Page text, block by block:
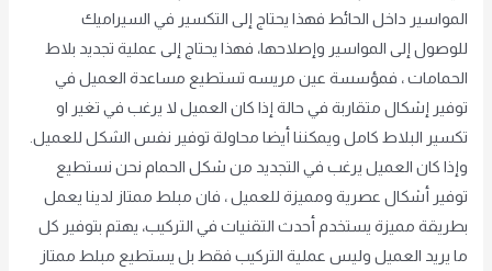
المواسير داخل الحائط فهذا يحتاج إلى التكسير في السيراميك
للوصول إلى المواسير وإصلاحها، فهذا يحتاج إلى عملية تجديد بلاط
الحمامات ، فمؤسسة عين مريسه تستطيع مساعدة العميل في
توفير إشكال متقاربة في حالة إذا كان العميل لا يرغب في تغير او
تكسير البلاط كامل ويمكننا أيضا محاولة توفير نفس الشكل للعميل.
وإذا كان العميل يرغب في التجديد من شكل الحمام نحن نستطيع
توفير أشكال عصرية ومميزة للعميل ، فان مبلط ممتاز لدينا يعمل
بطريقة مميزة يستخدم أحدث التقنيات في التركيب، يهتم بتوفير كل
ما يريد العميل وليس عملية التركيب فقط بل يستطيع مبلط ممتاز